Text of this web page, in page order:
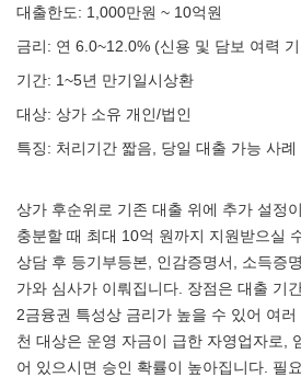
대출한도: 1,000만원 ~ 10억원
금리: 연 6.0~12.0% (신용 및 담보 여력
기간: 1~5년 만기일시상환
대상: 상가 소유 개인/법인
특징: 처리기간 짧음, 당일 대출 가능 사례
상가 후순위로 기존 대출 위에 추가 설정
충분할 때 최대 10억 원까지 지원받으실
상담 후 등기부등본, 인감증명서, 소득증
가와 심사가 이뤄집니다. 장점은 대출 기
2금융권 특성상 금리가 높을 수 있어 여
천 대상은 운영 자금이 급한 자영업자로,
어 있으시면 승인 확률이 높아집니다. 필